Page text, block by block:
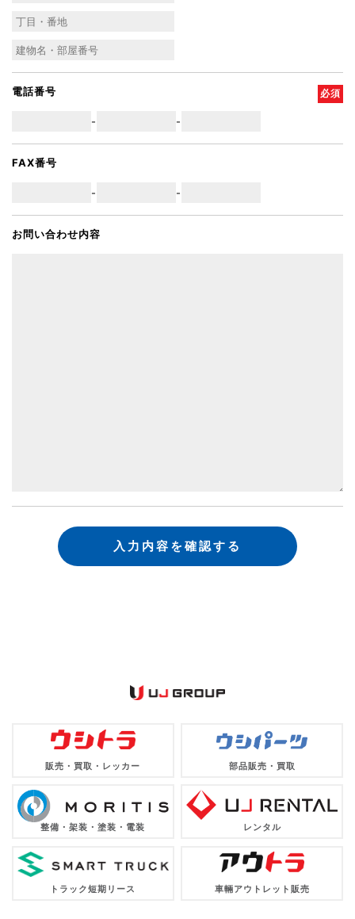
電話番号 必須
- -
FAX番号
- -
お問い合わせ内容
販売・買取・レッカー 部品販売・買取
整備・架装・塗装・電装 レンタル
トラック短期リース 車輛アウトレット販売